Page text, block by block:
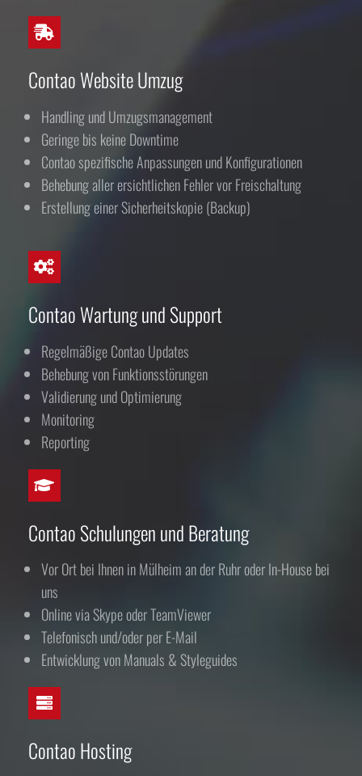
Contao Website Umzug
Handling und Umzugsmanagement
Geringe bis keine Downtime
Contao spezifische Anpassungen und Konfigurationen
Behebung aller ersichtlichen Fehler vor Freischaltung
Erstellung einer Sicherheitskopie (Backup)
Contao Wartung und Support
Regelmäßige Contao Updates
Behebung von Funktionsstörungen
Validierung und Optimierung
Monitoring
Reporting
Contao Schulungen und Beratung
Vor Ort bei Ihnen in Mülheim an der Ruhr oder In-House bei
uns
Online via Skype oder TeamViewer
Telefonisch und/oder per E-Mail
Entwicklung von Manuals & Styleguides
Contao Hosting